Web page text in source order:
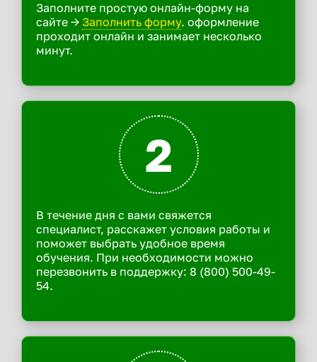
Заполните простую онлайн-форму на
сайте -> Заполнить форму. оформление
проходит онлайн и занимает несколько
минут.
2
В течение дня с вами свяжется
специалист, расскажет условия работы и
поможет выбрать удобное время
обучения. При необходимости можно
перезвонить в поддержку: 8 (800) 500-49-
54.